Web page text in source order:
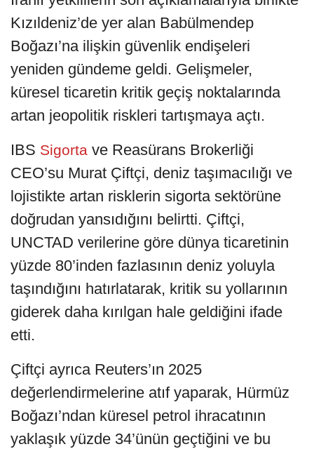
Kızıldeniz’de yer alan Babülmendep
Boğazı’na ilişkin güvenlik endişeleri
yeniden gündeme geldi. Gelişmeler,
küresel ticaretin kritik geçiş noktalarında
artan jeopolitik riskleri tartışmaya açtı.
IBS Sigorta ve Reasürans Brokerliği
CEO’su Murat Çiftçi, deniz taşımacılığı ve
lojistikte artan risklerin sigorta sektörüne
doğrudan yansıdığını belirtti. Çiftçi,
UNCTAD verilerine göre dünya ticaretinin
yüzde 80’inden fazlasının deniz yoluyla
taşındığını hatırlatarak, kritik su yollarının
giderek daha kırılgan hale geldiğini ifade
etti.
Çiftçi ayrıca Reuters’ın 2025
değerlendirmelerine atıf yaparak, Hürmüz
Boğazı’ndan küresel petrol ihracatının
yaklaşık yüzde 34’ünün geçtiğini ve bu